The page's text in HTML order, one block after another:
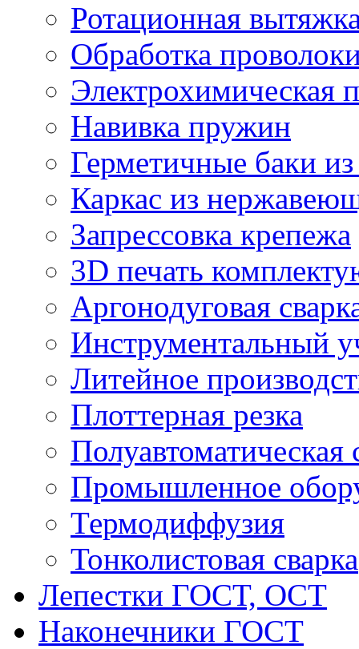
Ротационная
Обработка
Электрохимическая
Навивка пружин
Герметичные баки
Каркас из
Запрессовка крепежа
3D печать
Аргонодуговая
Инструментальный
Литейное
Плоттерная резка
Полуавтоматическая
Промышленное
Термодиффузия
Тонколистовая сварка
Лепестки ГОСТ, ОСТ
Наконечники ГОСТ